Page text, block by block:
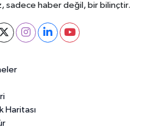
sadece haber değil, bir bilinçtir.
Haritası